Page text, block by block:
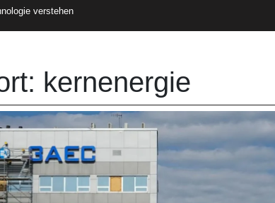
verstehen
kernenergie